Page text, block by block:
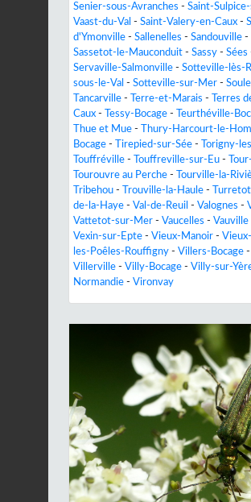
Senier-sous-Avranches - Saint-
Vaast-du-Val - Saint-Valery-en-Caux -
d'Ymonville - Sallenelles - Sandouville -
Sassetot-le-Mauconduit - Sassy - Sées
Servaville-Salmonville - Sotteville-lès-
sous-le-Val - Sotteville-sur-Mer -
Tancarville - Terre-et-Marais - Terres
Caux - Tessy-Bocage - Teurthéville-
Thue et Mue - Thury-Harcourt-le-Hom
Bocage - Tirepied-sur-Sée - Torigny-
Touffréville - Touffreville-sur-Eu -
Tourouvre au Perche - Tourville-la-
Tribehou - Trouville-la-Haule - Turretot
de-la-Haye - Val-de-Reuil - Valognes -
Vattetot-sur-Mer - Vaucelles - Vauville
Vexin-sur-Epte - Vieux-Manoir -
les-Poêles-Rouffigny - Villers-Bocage -
Villerville - Villy-Bocage - Villy-sur-
Normandie - Vironvay
Previous